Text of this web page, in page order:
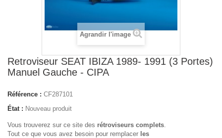
Agrandir l'image
Retroviseur SEAT IBIZA 1989- 1991 (3 Portes)
Manuel Gauche - CIPA
Référence : CF287101
État : Nouveau produit
Vous trouverez sur ce site des rétroviseurs complets.
Tout ce que vous avez besoin pour remplacer les